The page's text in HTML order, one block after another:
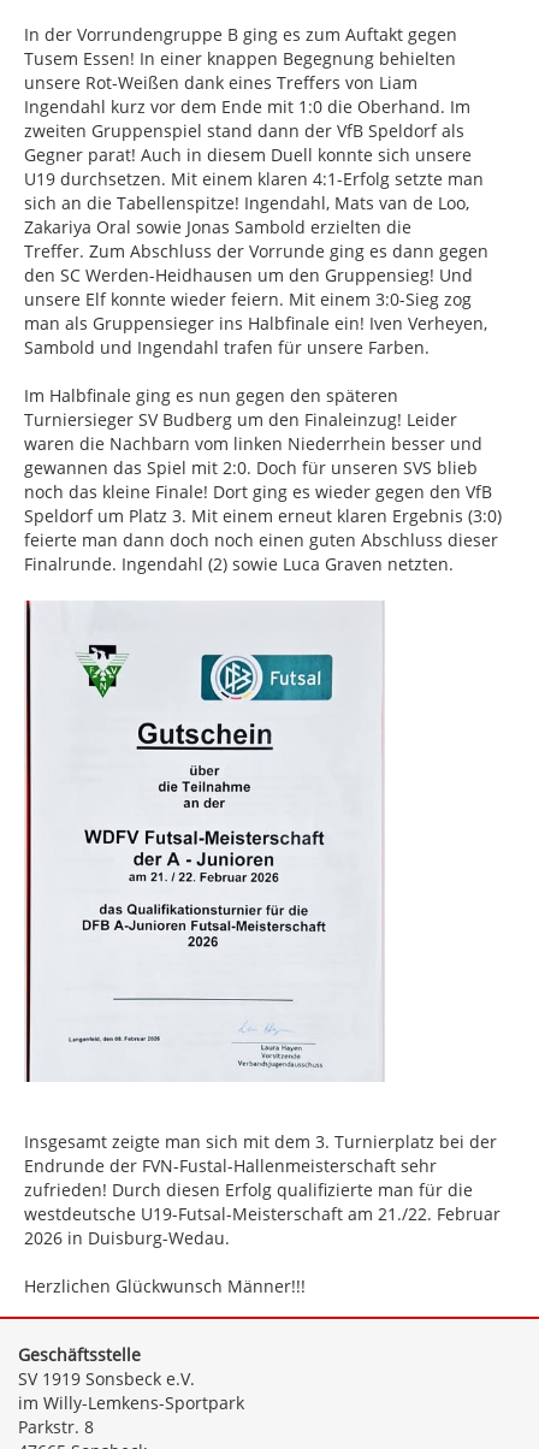
In der Vorrundengruppe B ging es zum Auftakt gegen
Tusem Essen! In einer knappen Begegnung behielten
unsere Rot-Weißen dank eines Treffers von Liam
Ingendahl kurz vor dem Ende mit 1:0 die Oberhand. Im
zweiten Gruppenspiel stand dann der VfB Speldorf als
Gegner parat! Auch in diesem Duell konnte sich unsere
U19 durchsetzen. Mit einem klaren 4:1-Erfolg setzte man
sich an die Tabellenspitze! Ingendahl, Mats van de Loo,
Zakariya Oral sowie Jonas Sambold erzielten die
Treffer. Zum Abschluss der Vorrunde ging es dann gegen
den SC Werden-Heidhausen um den Gruppensieg! Und
unsere Elf konnte wieder feiern. Mit einem 3:0-Sieg zog
man als Gruppensieger ins Halbfinale ein! Iven Verheyen,
Sambold und Ingendahl trafen für unsere Farben.
Im Halbfinale ging es nun gegen den späteren
Turniersieger SV Budberg um den Finaleinzug! Leider
waren die Nachbarn vom linken Niederrhein besser und
gewannen das Spiel mit 2:0. Doch für unseren SVS blieb
noch das kleine Finale! Dort ging es wieder gegen den VfB
Speldorf um Platz 3. Mit einem erneut klaren Ergebnis (3:0)
feierte man dann doch noch einen guten Abschluss dieser
Finalrunde. Ingendahl (2) sowie Luca Graven netzten.
Insgesamt zeigte man sich mit dem 3. Turnierplatz bei der
Endrunde der FVN-Fustal-Hallenmeisterschaft sehr
zufrieden! Durch diesen Erfolg qualifizierte man für die
westdeutsche U19-Futsal-Meisterschaft am 21./22. Februar
2026 in Duisburg-Wedau.
Herzlichen Glückwunsch Männer!!!
Geschäftsstelle
SV 1919 Sonsbeck e.V.
im Willy-Lemkens-Sportpark
Parkstr. 8